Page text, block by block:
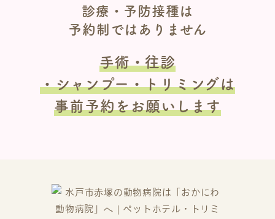
診療・予防接種は
予約制ではありません
手術・往診
・シャンプー・トリミングは
事前予約をお願いします